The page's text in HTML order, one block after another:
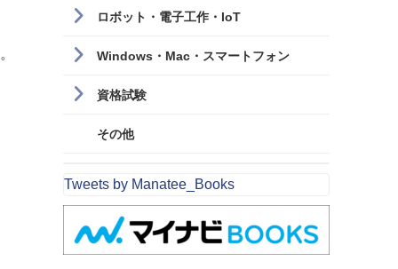
ロボット・電子工作・IoT
Windows・Mac・スマートフォン
資格試験
その他
Tweets by Manatee_Books